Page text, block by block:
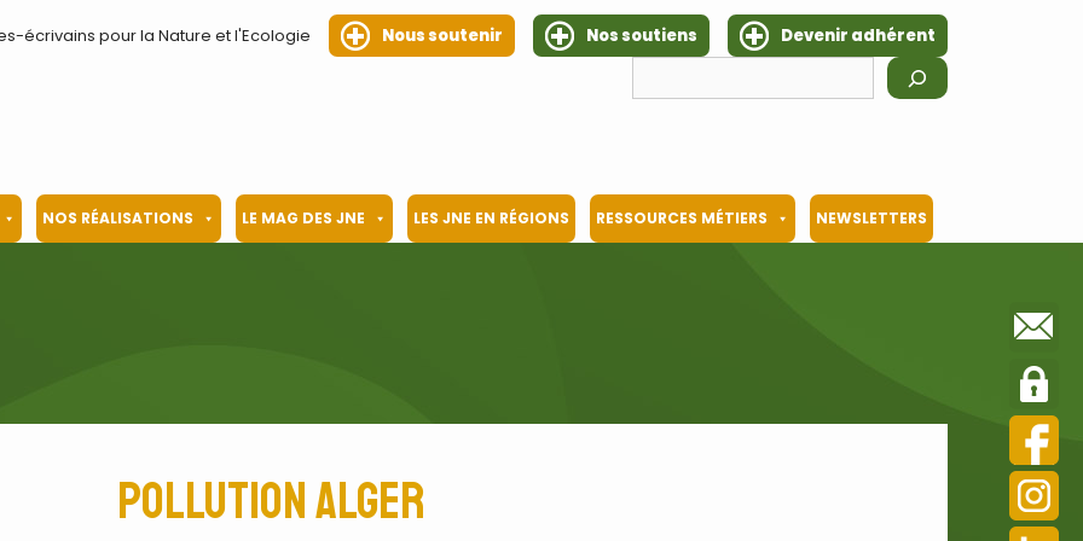
écrivains pour la Nature et l'Ecologie Nous soutenir Nos soutiens
Devenir adhérent
NOS RÉALISATIONS LE MAG DES JNE LES JNE EN RÉGIONS RESSOURCES MÉTIERS NEWSLETTERS
pollution Alger